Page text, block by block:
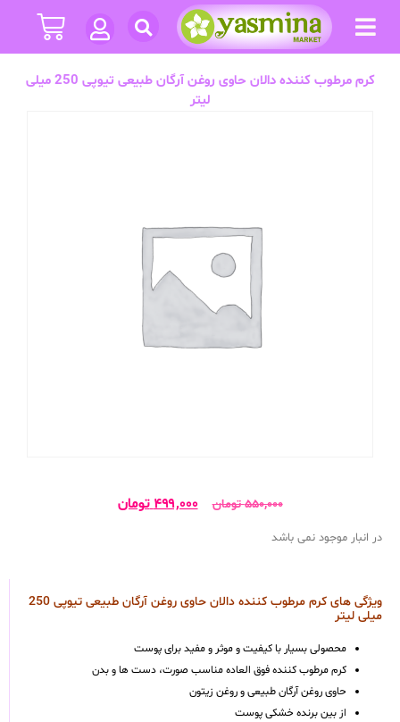
ویژگی های کرم مرطوب کننده دالان حاوی روغن آرگان طبیعی تیوپی 250
میلی لیتر
محصولی بسیار با کیفیت و موثر و مفید برای پوست
کرم مرطوب کننده فوق العاده مناسب صورت، دست ها و بدن
حاوی روغن آرگان طبیعی و روغن زیتون
از بین برنده خشکی پوست
کرم مرطوب کننده دالان حاوی روغن آرگان طبیعی تیوپی 250 میلی
لیتر
۵۵۰,۰۰۰ تومان ۴۹۹,۰۰۰تومان
در انبار موجود نمی باشد